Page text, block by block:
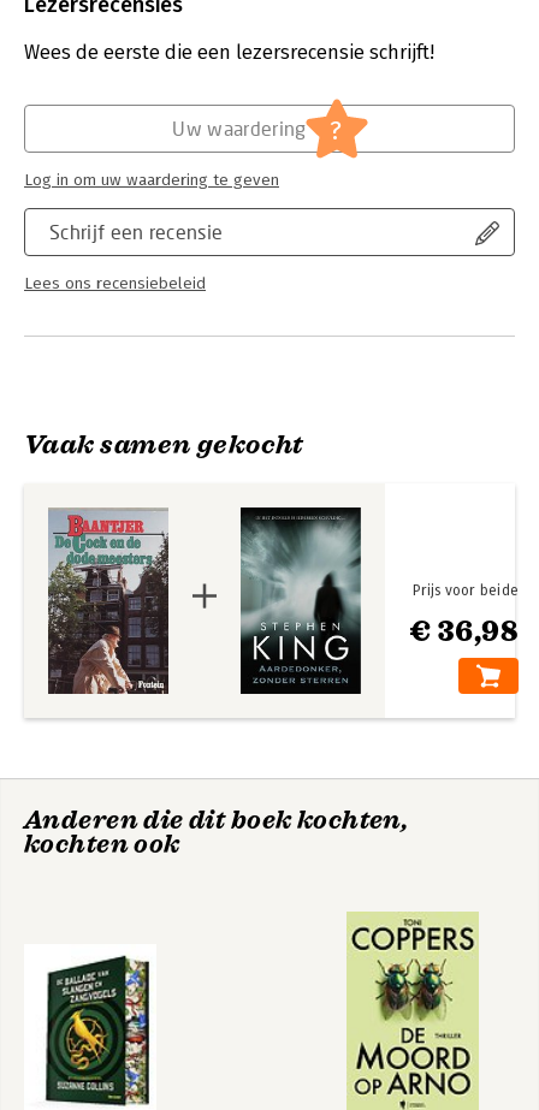
Verschijningsdatum:
15-11-2012
Thrillers en spanning
Wees de eerste die een lezersrecensie schrijft!
Schrijf een recensie
Lees ons recensiebeleid
Uw waardering ?
Log in om uw waardering te geven
Vaak samen gekocht
€ 36,98
Prijs voor beide
Anderen die dit boek kochten,
kochten ook